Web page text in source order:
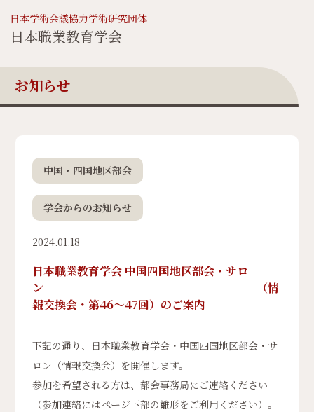
日本学術会議協力学術研究団体
日本職業教育学会
お知らせ
中国・四国地区部会
学会からのお知らせ
2024.01.18
日本職業教育学会 中国四国地区部会・サロ
ン （情
報交換会・第46～47回）のご案内
下記の通り、日本職業教育学会・中国四国地区部会・サ
ロン（情報交換会）を開催します。
参加を希望される方は、部会事務局にご連絡ください
（参加連絡にはページ下部の雛形をご利用ください）。